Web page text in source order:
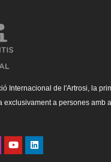
Internacional de l'Artrosi, la
exclusivament a persones amb